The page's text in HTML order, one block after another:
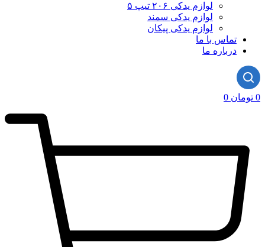
لوازم یدکی ۲۰۶ تیپ ۵
لوازم یدکی سمند
لوازم یدکی پیکان
تماس با ما
درباره ما
0 تومان 0